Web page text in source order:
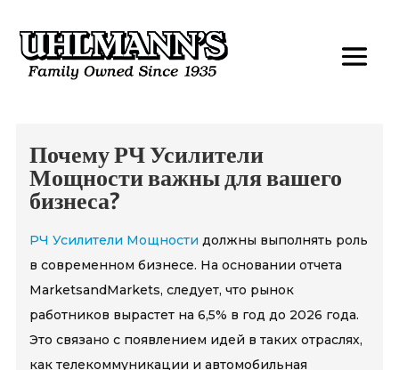
Почему РЧ Усилители
Мощности важны для вашего
бизнеса?
РЧ Усилители Мощности должны выполнять роль
в современном бизнесе. На основании отчета
MarketsandMarkets, следует, что рынок
работников вырастет на 6,5% в год до 2026 года.
Это связано с появлением идей в таких отраслях,
как телекоммуникации и автомобильная